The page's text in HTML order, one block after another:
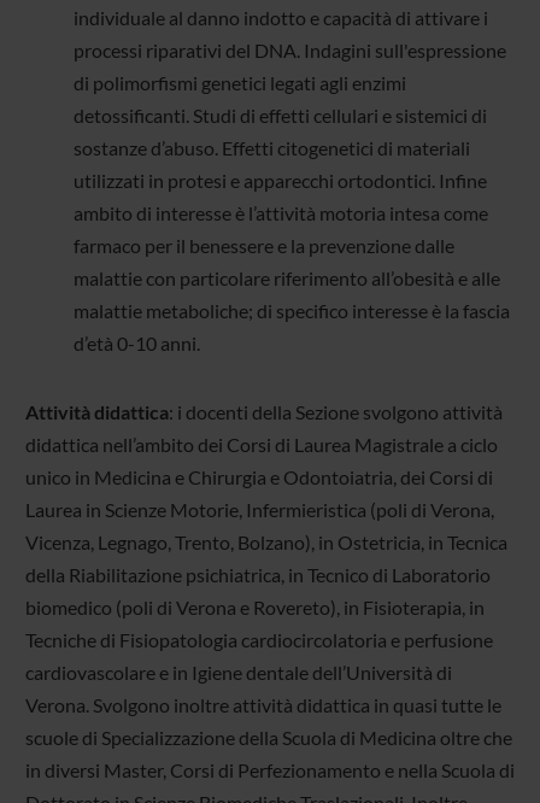
individuale al danno indotto e capacità di attivare i
processi riparativi del DNA. Indagini sull'espressione
di polimorfismi genetici legati agli enzimi
detossificanti. Studi di effetti cellulari e sistemici di
sostanze d’abuso. Effetti citogenetici di materiali
utilizzati in protesi e apparecchi ortodontici. Infine
ambito di interesse è l’attività motoria intesa come
farmaco per il benessere e la prevenzione dalle
malattie con particolare riferimento all’obesità e alle
malattie metaboliche; di specifico interesse è la fascia
d’età 0-10 anni.
Attività didattica: i docenti della Sezione svolgono attività
didattica nell’ambito dei Corsi di Laurea Magistrale a ciclo
unico in Medicina e Chirurgia e Odontoiatria, dei Corsi di
Laurea in Scienze Motorie, Infermieristica (poli di Verona,
Vicenza, Legnago, Trento, Bolzano), in Ostetricia, in Tecnica
della Riabilitazione psichiatrica, in Tecnico di Laboratorio
biomedico (poli di Verona e Rovereto), in Fisioterapia, in
Tecniche di Fisiopatologia cardiocircolatoria e perfusione
cardiovascolare e in Igiene dentale dell’Università di
Verona. Svolgono inoltre attività didattica in quasi tutte le
scuole di Specializzazione della Scuola di Medicina oltre che
in diversi Master, Corsi di Perfezionamento e nella Scuola di